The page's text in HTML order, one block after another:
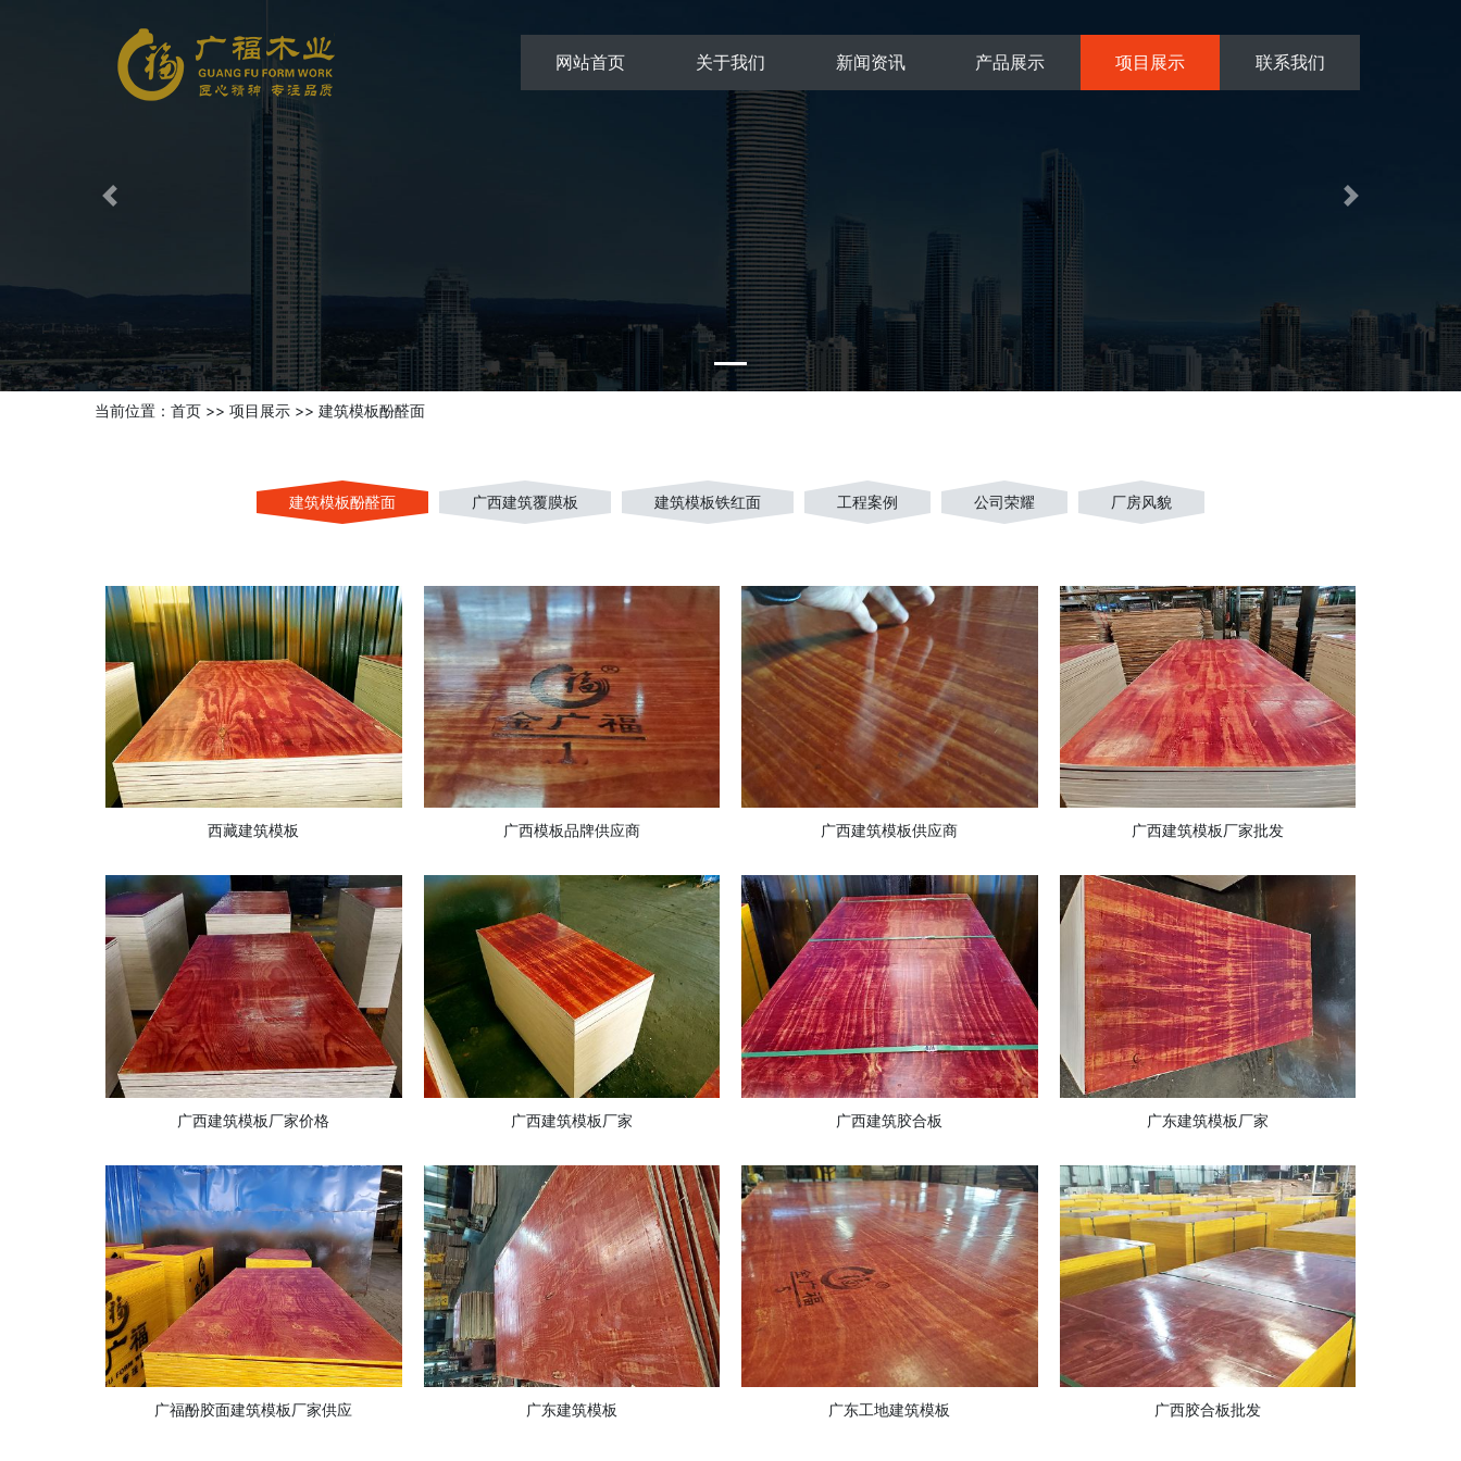
网站首页 关于我们 新闻资讯 产品展示 项目展示 联系我们
Previous Next
当前位置： 首页 >> 项目展示 >> 建筑模板酚醛面
建筑模板酚醛面 广西建筑覆膜板 建筑模板铁红面 工程案例 公司荣耀 厂房风貌
西藏建筑模板 广西模板品牌供应商 广西建筑模板供应商 广西建筑模板厂家批发
广西建筑模板厂家价格 广西建筑模板厂家 广西建筑胶合板 广东建筑模板厂家
广福酚胶面建筑模板厂家供应 广东建筑模板 广东工地建筑模板 广西胶合板批发